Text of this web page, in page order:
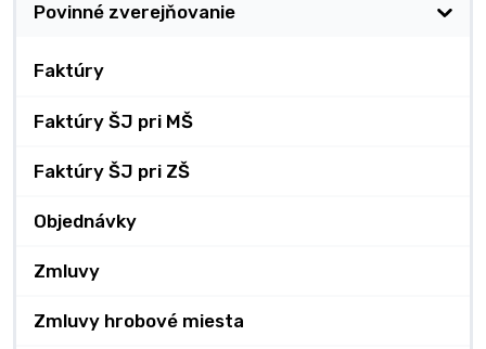
Povinné zverejňovanie
Faktúry
Faktúry ŠJ pri MŠ
Faktúry ŠJ pri ZŠ
Objednávky
Zmluvy
Zmluvy hrobové miesta